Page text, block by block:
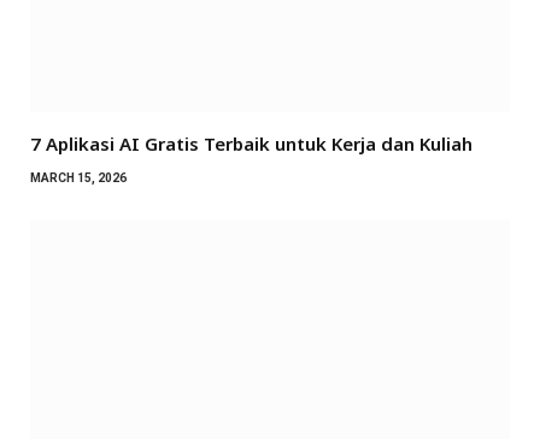
7 Aplikasi AI Gratis Terbaik untuk Kerja dan Kuliah
MARCH 15, 2026